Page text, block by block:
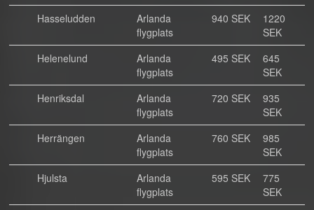
Hasseludden
Arlanda
flygplats
940 SEK
1220
SEK
Helenelund
Arlanda
flygplats
495 SEK
645
SEK
Henriksdal
Arlanda
flygplats
720 SEK
935
SEK
Herrängen
Arlanda
flygplats
760 SEK
985
SEK
Hjulsta
Arlanda
flygplats
595 SEK
775
SEK